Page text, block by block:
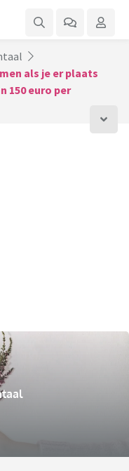
als je er plaats
150 euro per